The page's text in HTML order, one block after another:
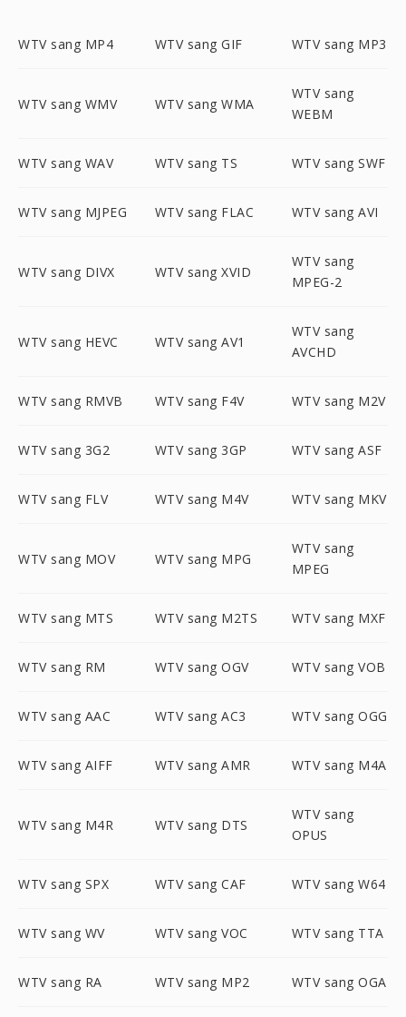
WTV sang MP4 WTV sang GIF WTV sang MP3
WTV sang WMV WTV sang WMA
WTV sang
WEBM
WTV sang WAV WTV sang TS WTV sang SWF
WTV sang MJPEG WTV sang FLAC WTV sang AVI
WTV sang DIVX WTV sang XVID
WTV sang
MPEG-2
WTV sang HEVC WTV sang AV1
WTV sang
AVCHD
WTV sang RMVB WTV sang F4V WTV sang M2V
WTV sang 3G2 WTV sang 3GP WTV sang ASF
WTV sang FLV WTV sang M4V WTV sang MKV
WTV sang MOV WTV sang MPG
WTV sang
MPEG
WTV sang MTS WTV sang M2TS WTV sang MXF
WTV sang RM WTV sang OGV WTV sang VOB
WTV sang AAC WTV sang AC3 WTV sang OGG
WTV sang AIFF WTV sang AMR WTV sang M4A
WTV sang M4R WTV sang DTS
WTV sang
OPUS
WTV sang SPX WTV sang CAF WTV sang W64
WTV sang WV WTV sang VOC WTV sang TTA
WTV sang RA WTV sang MP2 WTV sang OGA